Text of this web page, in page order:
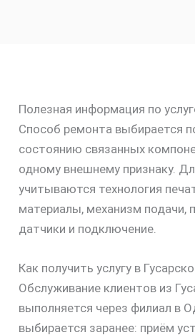
Полезная информация по
Способ ремонта выбирается
состоянию связанных
одному внешнему признаку.
учитываются технология
материалы, механизм подачи,
датчики и подключение.
Как получить услугу в
Обслуживание клиентов из
выполняется через филиал в
выбирается заранее: приём